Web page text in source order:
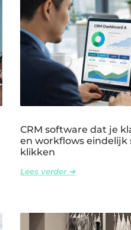
CRM software dat je
en workflows eindelijk
klikken
Lees verder ➜